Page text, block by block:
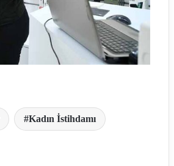
Kadın İstihdamı